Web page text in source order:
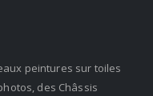
peintures sur toiles
des Châssis